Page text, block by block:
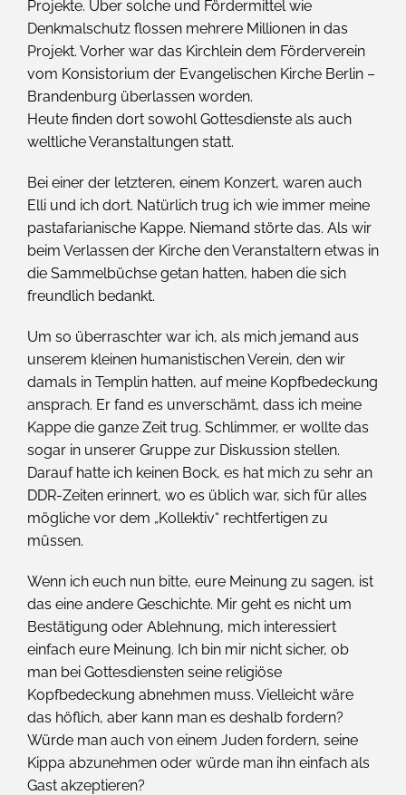
Projekte. Über solche und Fördermittel wie
Denkmalschutz flossen mehrere Millionen in das
Projekt. Vorher war das Kirchlein dem Förderverein
vom Konsistorium der Evangelischen Kirche Berlin –
Brandenburg überlassen worden.
Heute finden dort sowohl Gottesdienste als auch
weltliche Veranstaltungen statt.
Bei einer der letzteren, einem Konzert, waren auch
Elli und ich dort. Natürlich trug ich wie immer meine
pastafarianische Kappe. Niemand störte das. Als wir
beim Verlassen der Kirche den Veranstaltern etwas in
die Sammelbüchse getan hatten, haben die sich
freundlich bedankt.
Um so überraschter war ich, als mich jemand aus
unserem kleinen humanistischen Verein, den wir
damals in Templin hatten, auf meine Kopfbedeckung
ansprach. Er fand es unverschämt, dass ich meine
Kappe die ganze Zeit trug. Schlimmer, er wollte das
sogar in unserer Gruppe zur Diskussion stellen.
Darauf hatte ich keinen Bock, es hat mich zu sehr an
DDR-Zeiten erinnert, wo es üblich war, sich für alles
mögliche vor dem „Kollektiv“ rechtfertigen zu
müssen.
Wenn ich euch nun bitte, eure Meinung zu sagen, ist
das eine andere Geschichte. Mir geht es nicht um
Bestätigung oder Ablehnung, mich interessiert
einfach eure Meinung. Ich bin mir nicht sicher, ob
man bei Gottesdiensten seine religiöse
Kopfbedeckung abnehmen muss. Vielleicht wäre
das höflich, aber kann man es deshalb fordern?
Würde man auch von einem Juden fordern, seine
Kippa abzunehmen oder würde man ihn einfach als
Gast akzeptieren?